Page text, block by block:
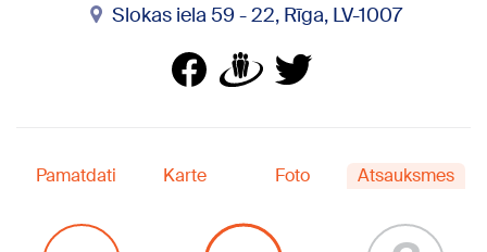
Slokas iela 59 - 22, Rīga, LV-1007
Pamatdati Karte Foto Atsauksmes